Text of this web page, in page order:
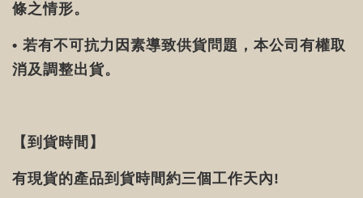
條之情形。
• 若有不可抗力因素導致供貨問題，本公司有權取
消及調整出貨。
【到貨時間】
有現貨的產品到貨時間約三個工作天內!